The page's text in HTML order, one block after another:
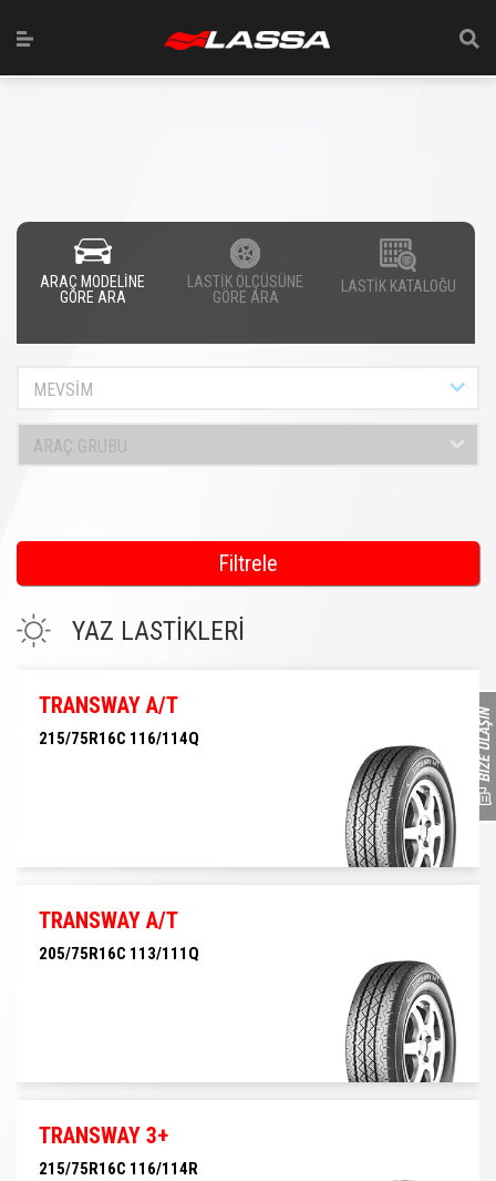
ARAÇ MODELİNE
GÖRE ARA
LASTİK ÖLÇÜSÜNE
GÖRE ARA
LASTİK KATALOĞU
MEVSİM
ARAÇ GRUBU
Filtrele
YAZ LASTİKLERİ
TRANSWAY A/T
215/75R16C 116/114Q
TRANSWAY A/T
205/75R16C 113/111Q
TRANSWAY 3+
215/75R16C 116/114R